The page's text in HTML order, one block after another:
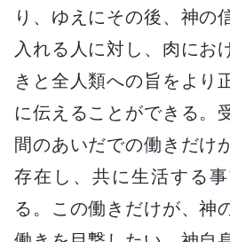
り、ゆえにその後、神の
入れる人に対し、肉にお
きと全人類への旨をより
に伝えることができる。
間のあいだでの働きだけ
存在し、共に生活する
る。この働きだけが、神